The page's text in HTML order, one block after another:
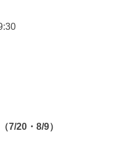
7/20・8/9）